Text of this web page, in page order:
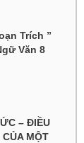
Trích ”
Văn 8
– ĐIỀU
MỘT